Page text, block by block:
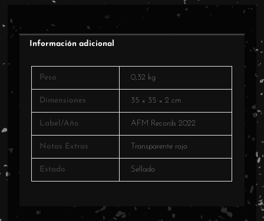
Información adicional
Peso 0,32 kg
Dimensiones 35 × 35 × 2 cm
Label/Año AFM Records 2022
Notas Extras Transparente rojo
Estado Sellado